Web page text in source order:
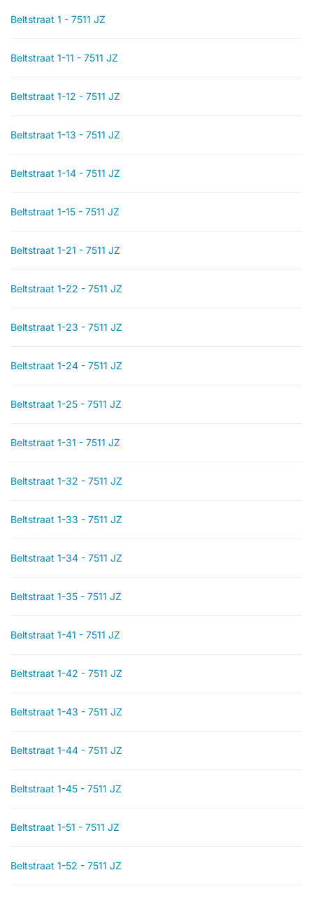
Beltstraat 1 - 7511 JZ
Beltstraat 1-11 - 7511 JZ
Beltstraat 1-12 - 7511 JZ
Beltstraat 1-13 - 7511 JZ
Beltstraat 1-14 - 7511 JZ
Beltstraat 1-15 - 7511 JZ
Beltstraat 1-21 - 7511 JZ
Beltstraat 1-22 - 7511 JZ
Beltstraat 1-23 - 7511 JZ
Beltstraat 1-24 - 7511 JZ
Beltstraat 1-25 - 7511 JZ
Beltstraat 1-31 - 7511 JZ
Beltstraat 1-32 - 7511 JZ
Beltstraat 1-33 - 7511 JZ
Beltstraat 1-34 - 7511 JZ
Beltstraat 1-35 - 7511 JZ
Beltstraat 1-41 - 7511 JZ
Beltstraat 1-42 - 7511 JZ
Beltstraat 1-43 - 7511 JZ
Beltstraat 1-44 - 7511 JZ
Beltstraat 1-45 - 7511 JZ
Beltstraat 1-51 - 7511 JZ
Beltstraat 1-52 - 7511 JZ